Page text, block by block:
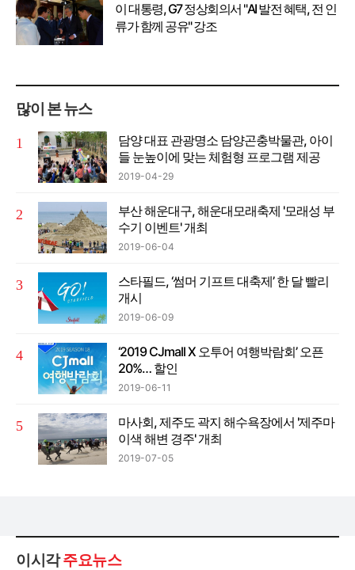
이 대통령, G7 정상회의서 "AI 발전 혜택, 전 인
류가 함께 공유" 강조
많이 본 뉴스
담양 대표 관광명소 담양곤충박물관, 아이
들 눈높이에 맞는 체험형 프로그램 제공
2019-04-29
부산 해운대구, 해운대모래축제 '모래성 부
수기 이벤트' 개최
2019-06-04
스타필드, ‘썸머 기프트 대축제’ 한 달 빨리
개시
2019-06-09
‘2019 CJmall X 오투어 여행박람회’ 오픈
20%… 할인
2019-06-11
마사회, 제주도 곽지 해수욕장에서 '제주마
이색 해변 경주' 개최
2019-07-05
이시각주요뉴스